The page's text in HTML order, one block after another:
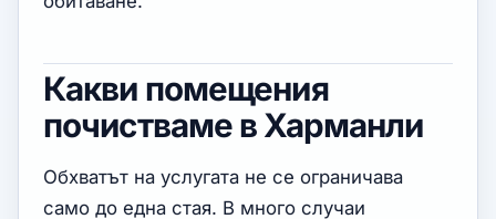
Какви помещения
почистваме в Харманли
Обхватът на услугата не се ограничава
само до една стая. В много случаи